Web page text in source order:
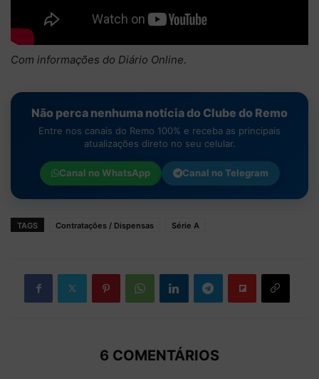
Com informações do Diário Online.
Não perca nenhuma notícia do Clube do Remo
Entre nos canais do Remo 100% e receba as principais
atualizações direto no seu celular.
Canal noWhatsApp Canal noTelegram
TAGS Contratações / Dispensas Série A
6 COMENTÁRIOS